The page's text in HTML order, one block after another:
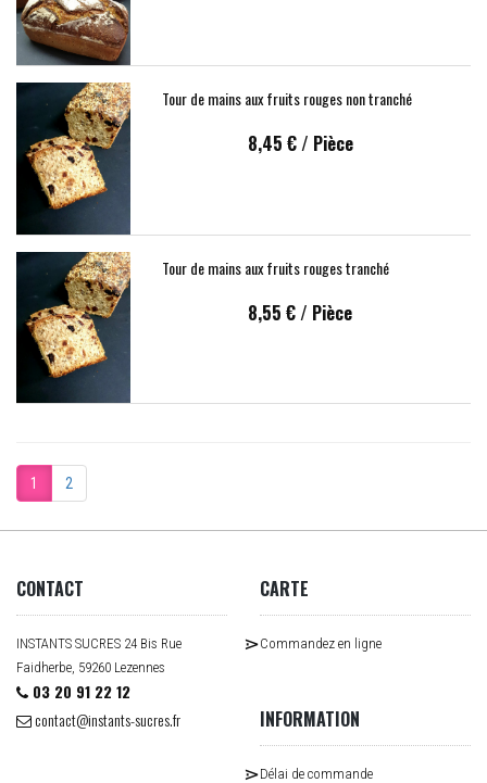
Tour de mains aux fruits rouges non tranché
8,45 €/ Pièce
Tour de mains aux fruits rouges tranché
8,55 € / Pièce
1 2
CONTACT
INSTANTS SUCRES 24 Bis Rue
Faidherbe, 59260 Lezennes
03 20 91 22 12
contact@instants-sucres.fr
CARTE
Commandez en ligne
INFORMATION
Délai de commande